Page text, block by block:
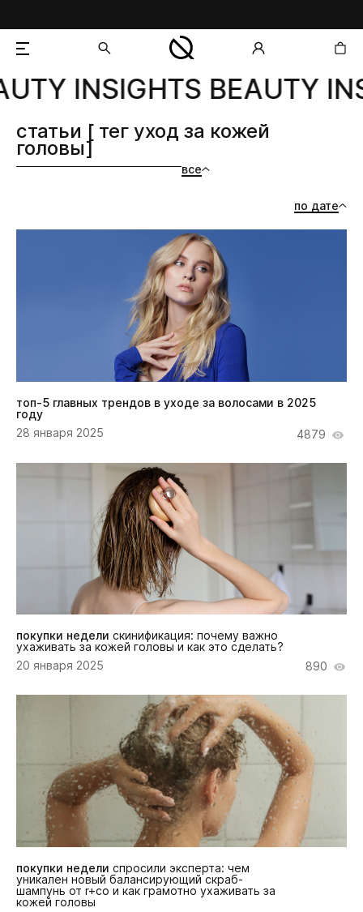
добавлен в корзину
INSIGHTS BEAUTY
все
статьи [ тег уход за кожей
головы]
по дате
топ-5 главных трендов в уходе за волосами в 2025
году
28 января 2025
4879
покупки недели скинификация: почему важно
ухаживать за кожей головы и как это сделать?
20 января 2025
890
покупки недели спросили эксперта: чем
уникален новый балансирующий скраб-
шампунь от r+co и как грамотно ухаживать за
кожей головы